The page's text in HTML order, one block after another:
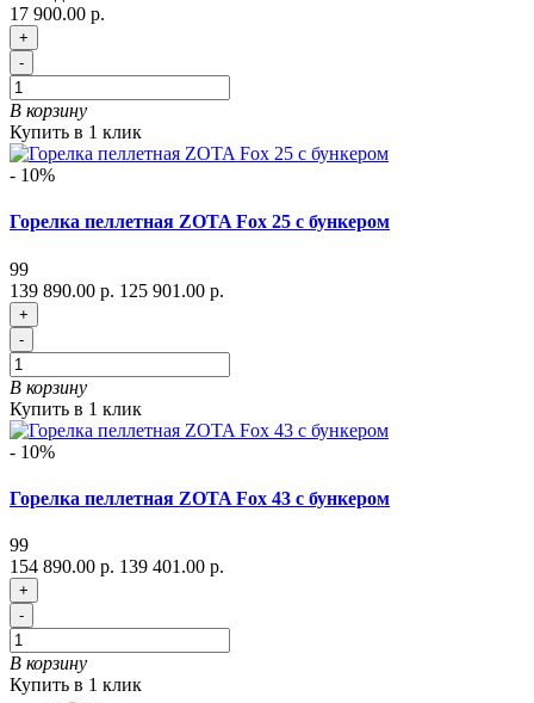
17 900.00 р.
+
-
В корзину
Купить в 1 клик
- 10%
Горелка пеллетная ZOTA Fox 25 с бункером
99
139 890.00 р. 125 901.00 р.
+
-
В корзину
Купить в 1 клик
- 10%
Горелка пеллетная ZOTA Fox 43 с бункером
99
154 890.00 р. 139 401.00 р.
+
-
В корзину
Купить в 1 клик